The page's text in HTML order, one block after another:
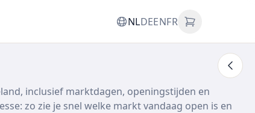
NLDEENFR
inclusief marktdagen, openingstijden en
zo zie je snel welke markt vandaag open is en